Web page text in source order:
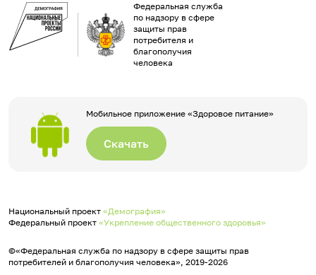
Федеральная служба
по надзору в сфере
защиты прав
потребителя и
благополучия
человека
Мобильное приложение «Здоровое питание»
Скачать
Национальный проект «Демография»
Федеральный проект «Укрепление общественного здоровья»
©«Федеральная служба по надзору в сфере защиты прав
потребителей и благополучия человека», 2019-2026